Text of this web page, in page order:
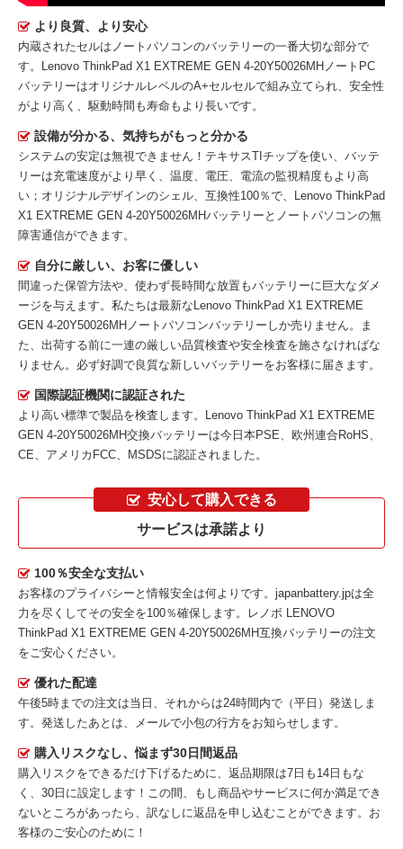
より良質、より安心
内蔵されたセルはノートパソコンのバッテリーの一番大切な部分で
す。
Lenovo ThinkPad X1 EXTREME GEN 4-20Y50026MHノートPC
バッテリーはオリジナルレベルのA+セルセルで組み立てられ、安全性
がより高く、駆動時間も寿命もより長いです。
設備が分かる、気持ちがもっと分かる
システムの安定は無視できません！テキサスTIチップを使い、バッテ
リーは充電速度がより早く、温度、電圧、電流の監視精度もより高
い；オリジナルデザインのシェル、互換性100％で、Lenovo ThinkPad
X1 EXTREME GEN 4-20Y50026MHバッテリーとノートパソコンの無
障害通信ができます。
自分に厳しい、お客に優しい
間違った保管方法や、使わず長時間な放置もバッテリーに巨大なダメ
ージを与えます。私たちは最新な Lenovo ThinkPad X1 EXTREME
GEN 4-20Y50026MHノートパソコンバッテリー しか売りません。ま
た、出荷する前に一連の厳しい品質検査や安全検査を施さなければな
りません。必ず好調で良質な新しいバッテリーをお客様に届きます。
国際認証機関に認証された
より高い標準で製品を検査します。Lenovo ThinkPad X1 EXTREME
GEN 4-20Y50026MH交換バッテリーは今日本PSE、欧州連合RoHS、
CE、アメリカFCC、MSDSに認証されました。
安心して購入できる
サービスは承諾より
100％安全な支払い
お客様のプライバシーと情報安全は何よりです。japanbattery.jpは全
力を尽くしてその安全を100％確保します。
レノボ LENOVO
ThinkPad X1 EXTREME GEN 4-20Y50026MH互換バッテリーの注文
をご安心ください。
優れた配達
午後5時までの注文は当日、それからは24時間内で（平日）発送しま
す。発送したあとは、メールで小包の行方をお知らせします。
購入リスクなし、悩まず30日間返品
購入リスクをできるだけ下げるために、返品期限は7日も14日もな
く、30日に設定します！この間、もし商品やサービスに何か満足でき
ないところがあったら、訳なしに返品を申し込むことができます。お
客様のご安心のために！